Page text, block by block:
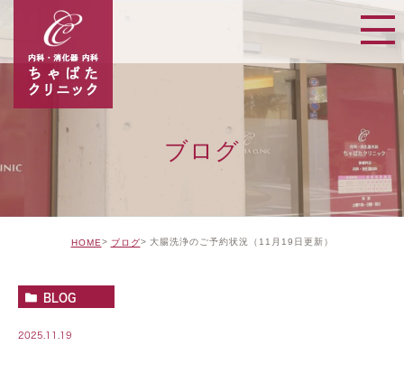
ブログ
HOME ブログ 大腸洗浄のご予約状況（11月19日更新）
BLOG
2025.11.19